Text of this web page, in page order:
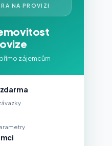
NA PROVIZI
zájemcům